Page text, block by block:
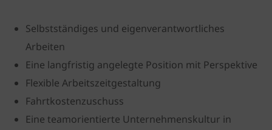
Selbstständiges und eigenverantwortliches
Arbeiten
Eine langfristig angelegte Position mit Perspektive
Flexible Arbeitszeitgestaltung
Fahrtkostenzuschuss
Eine teamorientierte Unternehmenskultur in